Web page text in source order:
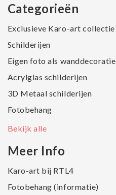
Categorieën
Exclusieve Karo-art collectie
Schilderijen
Eigen foto als wanddecoratie
Acrylglas schilderijen
3D Metaal schilderijen
Fotobehang
Bekijk alle
Meer Info
Karo-art bij RTL4
Fotobehang (informatie)